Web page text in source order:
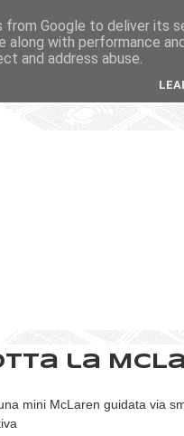
la
mini McLaren guidata via
Google to deliver its
along with performance
and address abuse.